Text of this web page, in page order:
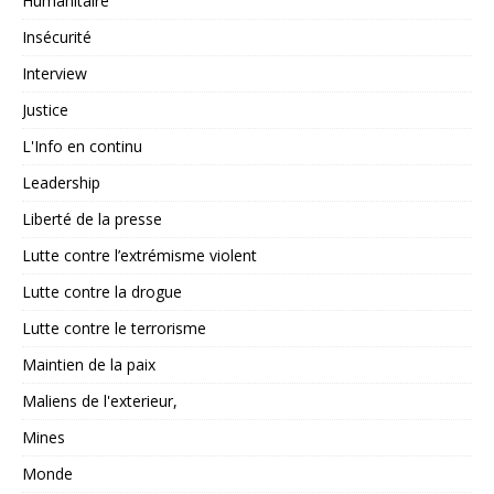
Insécurité
Interview
Justice
L'Info en continu
Leadership
Liberté de la presse
Lutte contre l’extrémisme violent
Lutte contre la drogue
Lutte contre le terrorisme
Maintien de la paix
Maliens de l'exterieur,
Mines
Monde